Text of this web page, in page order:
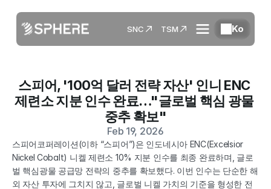
스피어, '100억 달러 전략 자산' 인니 ENC
제련소 지분 인수 완료…"글로벌 핵심 광물
중추 확보"
Feb 19, 2026
스피어코퍼레이션(이하 “스피어”)은 인도네시아 ENC(Excelsior
Nickel Cobalt) 니켈 제련소 10% 지분 인수를 최종 완료하며, 글로
벌 핵심광물 공급망 전략의 중추를 확보했다. 이번 인수는 단순한 해
외 자산 투자에 그치지 않고, 글로벌 니켈 가치의 기준을 형성한 전
SNC TSM Ko